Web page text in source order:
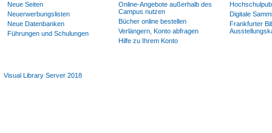
Neue Seiten
Neuerwerbungslisten
Neue Datenbanken
Führungen und Schulungen
Online-Angebote außerhalb des
Campus nutzen
Bücher online bestellen
Verlängern, Konto abfragen
Hilfe zu Ihrem Konto
Digitale
Frankfurter
Visual Library Server 2018